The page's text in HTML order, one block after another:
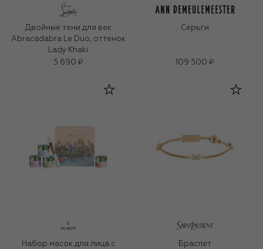
Двойные тени для век
Abracadabra Le Duo, оттенок
Lady Khaki
5 690 ₽
Серьги
109 500 ₽
Набор масок для лица с
Браслет